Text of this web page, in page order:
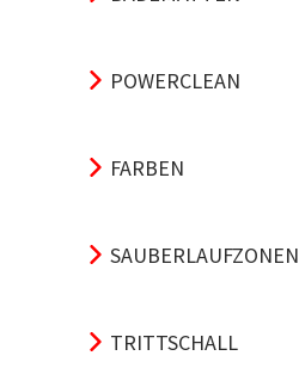
POWERCLEAN
FARBEN
SAUBERLAUFZONEN
TRITTSCHALL